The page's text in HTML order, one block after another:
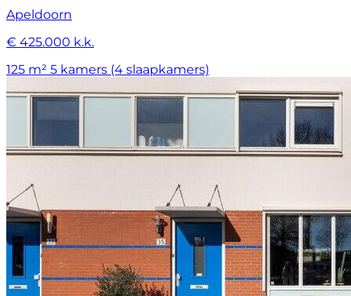
Apeldoorn
€ 425.000 k.k.
125 m² 5 kamers (4 slaapkamers)